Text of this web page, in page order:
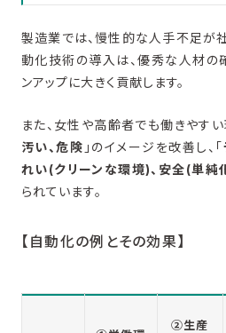
製造業では、慢性的な人手不足が
動化技術の導入は、優秀な人材の
ンアップに大きく貢献します。
また、女性や高齢者でも働きやすい
汚い、危険 」のイメージを改善し、「
れい(クリーンな環境)、安全(単純
られています。
【自動化の例とその効果】
②生産